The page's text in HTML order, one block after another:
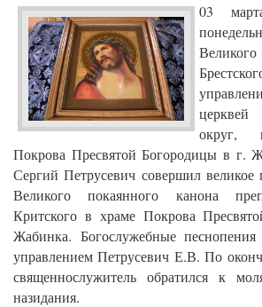
03
округ,
Покрова Пресвятой Богородицы в г.
Сергий Петрусевич совершил великое
Великого покаянного канона
Критского в храме Покрова
Жабинка. Богослужебные
управлением Петрусевич Е.В. По
священнослужитель обратился к
назидания.